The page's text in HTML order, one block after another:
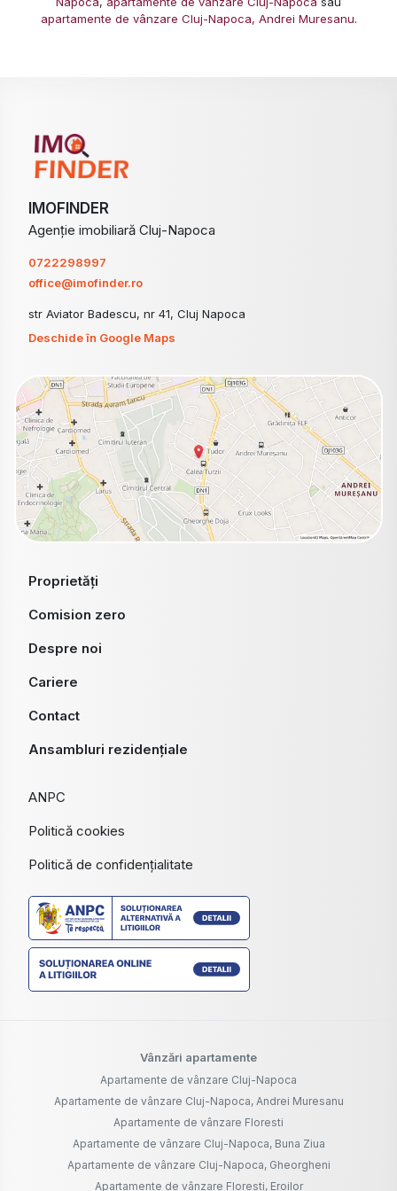
apartamente de vânzare Cluj-Napoca, Andrei Muresanu.
IMOFINDER
Agenție imobiliară Cluj-Napoca
0722298997
office@imofinder.ro
str Aviator Badescu, nr 41, Cluj Napoca
Deschide în Google Maps
Proprietăți
Comision zero
Despre noi
Cariere
Contact
Ansambluri rezidențiale
ANPC
Politică cookies
Politică de confidențialitate
Vânzări apartamente
Apartamente de vânzare Cluj-Napoca
Apartamente de vânzare Cluj-Napoca, Andrei Muresanu
Apartamente de vânzare Floresti
Apartamente de vânzare Cluj-Napoca, Buna Ziua
Apartamente de vânzare Cluj-Napoca, Gheorgheni
Apartamente de vânzare Floresti, Eroilor